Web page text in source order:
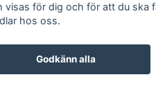
visas för dig och för att du ska
hos oss.
Godkänn alla